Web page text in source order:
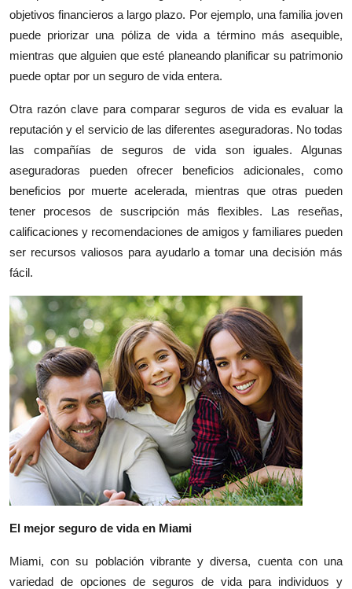
objetivos financieros a largo plazo. Por ejemplo, una familia joven
puede priorizar una póliza de vida a término más asequible,
mientras que alguien que esté planeando planificar su patrimonio
puede optar por un seguro de vida entera.
Otra razón clave para comparar seguros de vida es evaluar la
reputación y el servicio de las diferentes aseguradoras. No todas
las compañías de seguros de vida son iguales. Algunas
aseguradoras pueden ofrecer beneficios adicionales, como
beneficios por muerte acelerada, mientras que otras pueden
tener procesos de suscripción más flexibles. Las reseñas,
calificaciones y recomendaciones de amigos y familiares pueden
ser recursos valiosos para ayudarlo a tomar una decisión más
fácil.
El mejor seguro de vida en Miami
Miami, con su población vibrante y diversa, cuenta con una
variedad de opciones de seguros de vida para individuos y